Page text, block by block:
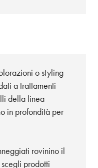
o styling
a trattamenti
della linea
in profondità per
rovinino il
prodotti